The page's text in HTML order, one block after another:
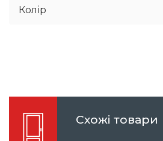
Колір
Схожі товари